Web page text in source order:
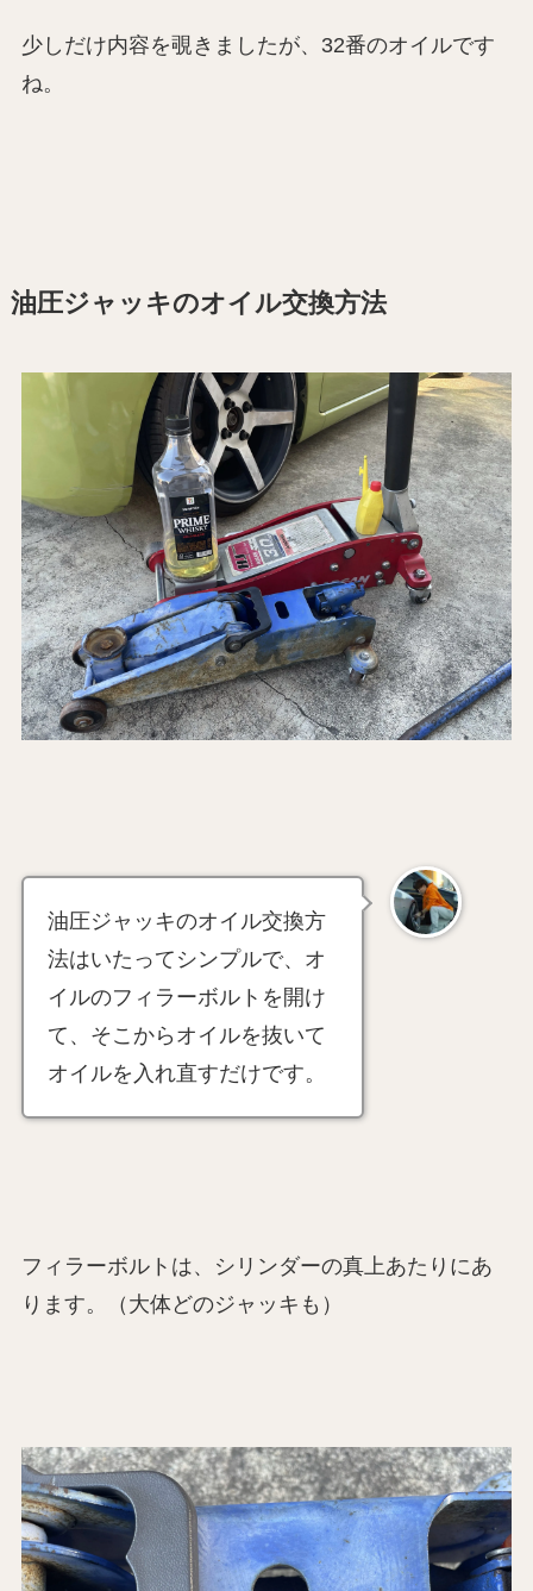
少しだけ内容を覗きましたが、32番のオイルです
ね。
油圧ジャッキのオイル交換方法
油圧ジャッキのオイル交換方
法はいたってシンプルで、オ
イルのフィラーボルトを開け
て、そこからオイルを抜いて
オイルを入れ直すだけです。
フィラーボルトは、シリンダーの真上あたりにあ
ります。（大体どのジャッキも）